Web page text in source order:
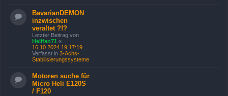
BavarianDEMON
inzwischen
veraltet ?!?
Letzter Beitrag von
Helifan71 «
16.10.2024 19:17:19
Verfasst in 3-Achs-
Stabilisierungssysteme
Motoren suche für
Micro Heli E120S
/ F120